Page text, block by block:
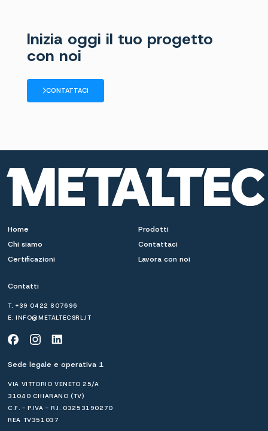
Inizia oggi il tuo progetto
con noi
CONTATTACI
Home
Chi siamo
Certificazioni
Prodotti
Contattaci
Lavora con noi
Contatti
T. +39 0422 807696
E. INFO@METALTECSRL.IT
Sede legale e operativa 1
VIA VITTORIO VENETO 25/A
31040 CHIARANO (TV)
C.F. - P.IVA - R.I. 03253190270
REA TV351037